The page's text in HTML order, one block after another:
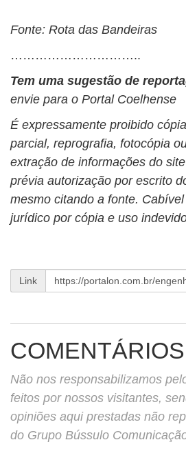
Fonte: Rota das Bandeiras
…………………………..
Tem uma sugestão de
envie para o Portal Coelhense
É expressamente proibido
parcial, reprografia, fotocópia
extração de informações do
prévia autorização por escrito
mesmo citando a fonte.
jurídico por cópia e uso
Link
COMENTÁRIOS
Não nos responsabilizamos
feitos por nossos visitantes,
opiniões aqui prestadas não
do Grupo Bússulo